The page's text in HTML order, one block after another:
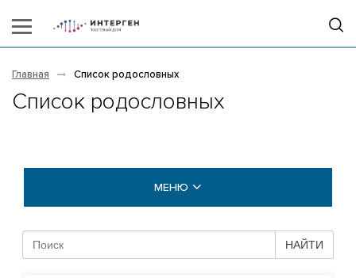
Главная Список родословных
Список родословных
МЕНЮ
НАЙТИ